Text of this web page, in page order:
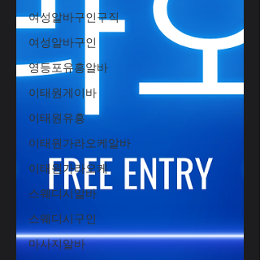
여성알바구인구직
여성알바구인
영등포유흥알바
이태원게이바
이태원유흥
이태원가라오케알바
이태원가라오케
스웨디시알바
스웨디시구인
마사지알바